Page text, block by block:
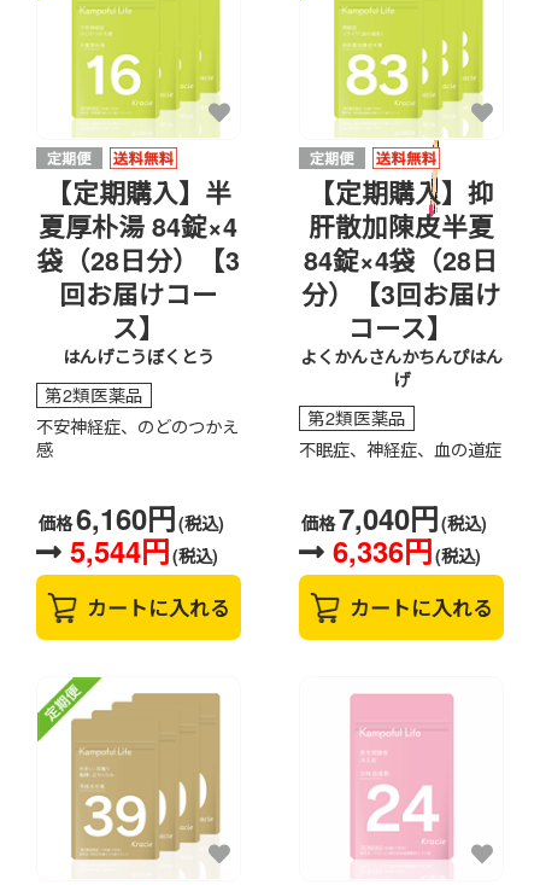
【定期購入】半
夏厚朴湯 84錠×4
袋（28日分）【3
回お届けコー
ス】
はんげこうぼくとう
第2類医薬品
不安神経症、のどのつかえ
感
価格6,160円(税込)
5,544円(税込)
カートに入れる
【定期購入】抑
肝散加陳皮半夏
84錠×4袋（28日
分）【3回お届け
コース】
よくかんさんかちんぴはん
げ
第2類医薬品
不眠症、神経症、血の道症
価格7,040円(税込)
6,336円(税込)
カートに入れる